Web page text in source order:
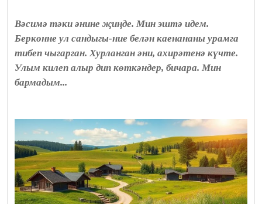
Вәсимә тәки әнине җиңде. Мин эштә идем.
Беркөнне ул сандыгы-ние белән каенананы урамга
тибеп чыгарган. Хурланган әни, ахирәтенә күчте.
Улым килеп алыр дип көткәндер, бичара. Мин
бармадым...